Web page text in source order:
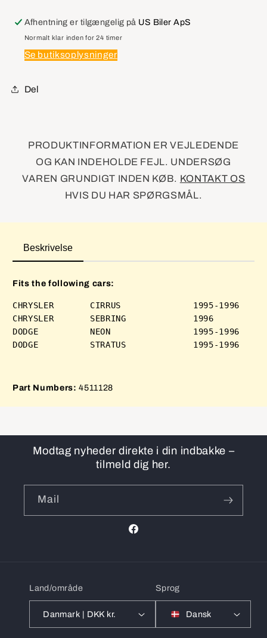
Disc
Disc
Afhentning er tilgængelig på US Biler ApS
Normalt klar inden for 24 timer
Se butiksoplysninger
Del
PRODUKTINFORMATION ER VEJLEDENDE
OG KAN INDEHOLDE FEJL. UNDERSØG
VAREN GRUNDIGT INDEN KØB. KONTAKT OS
HVIS DU HAR SPØRGSMÅL.
Beskrivelse
Fits the following cars:
CHRYSLER       CIRRUS              1995-1996
CHRYSLER       SEBRING             1996
DODGE          NEON                1995-1996
Part Numbers:4511128
Modtag nyheder direkte i din indbakke –
tilmeld dig her.
Mail
Facebook
Land/område
Danmark | DKK kr.
Sprog
Dansk